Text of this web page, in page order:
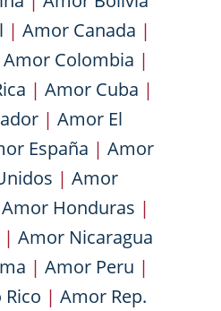
| Amor Canada |
Amor Colombia |
| Amor Cuba |
| Amor El
España | Amor
| Amor
Amor Honduras |
| Amor Nicaragua
| Amor Peru |
| Amor Rep.